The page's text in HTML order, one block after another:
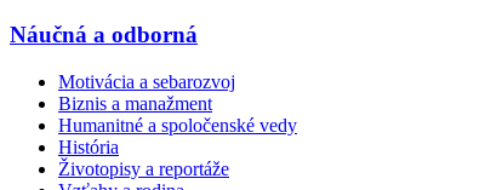
Náučná a odborná
Motivácia a sebarozvoj
Biznis a manažment
Humanitné a spoločenské vedy
História
Životopisy a reportáže